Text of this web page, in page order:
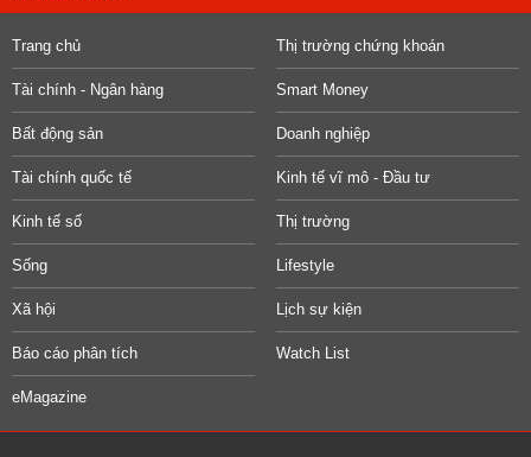
Trang chủ Thị trường chứng khoán
Tài chính - Ngân hàng Smart Money
Bất động sản Doanh nghiệp
Tài chính quốc tế Kinh tế vĩ mô - Đầu tư
Kinh tế số Thị trường
Sống Lifestyle
Xã hội Lịch sự kiện
Báo cáo phân tích Watch List
eMagazine